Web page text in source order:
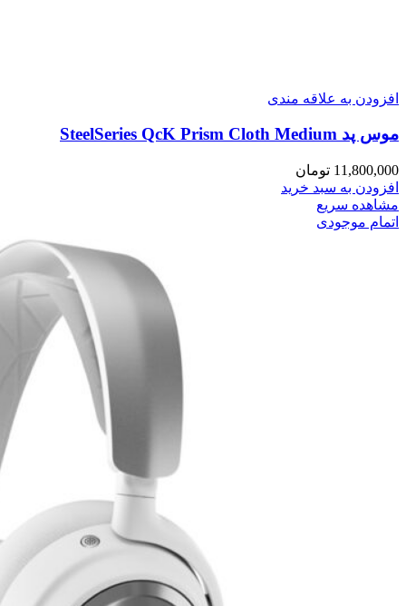
افزودن به علاقه مندی
موس پد SteelSeries QcK Prism Cloth Medium
11,800,000 تومان
افزودن به سبد خرید
مشاهده سریع
اتمام موجودی